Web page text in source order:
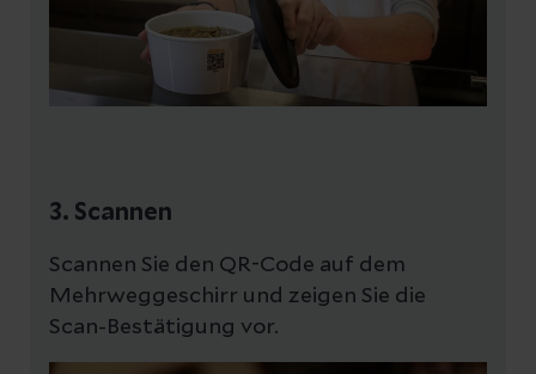
3. Scannen
Scannen Sie den QR-Code auf dem
Mehrweggeschirr und zeigen Sie die
Scan-Bestätigung vor.